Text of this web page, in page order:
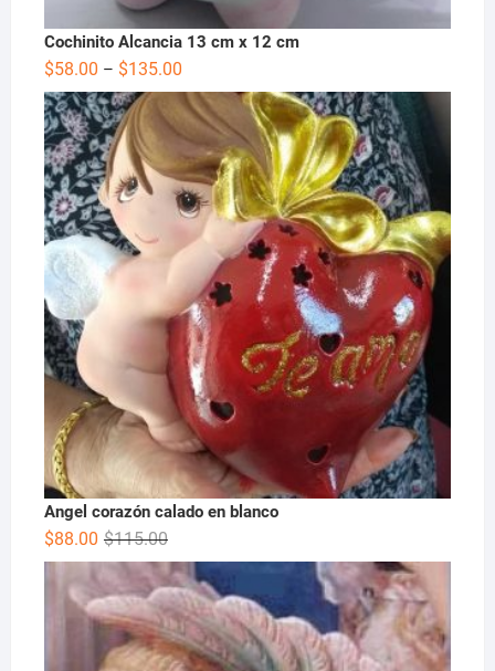
Cochinito Alcancia 13 cm x 12 cm
$58.00 – $135.00
Angel corazón calado en blanco
$115.00
$88.00